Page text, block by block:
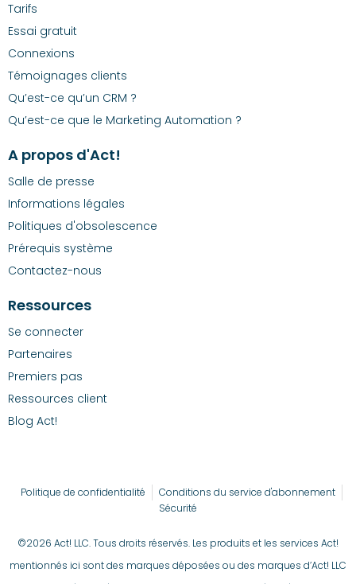
Tarifs
Essai gratuit
Connexions
Témoignages clients
Qu’est-ce qu’un CRM ?
Qu’est-ce que le Marketing Automation ?
A propos d'Act!
Salle de presse
Informations légales
Politiques d'obsolescence
Prérequis système
Contactez-nous
Ressources
Se connecter
Partenaires
Premiers pas
Ressources client
Blog Act!
Politique de confidentialité
Conditions du service d'abonnement
Sécurité
©2026 Act! LLC. Tous droits réservés. Les produits et les services Act!
mentionnés ici sont des marques déposées ou des marques d’Act! LLC